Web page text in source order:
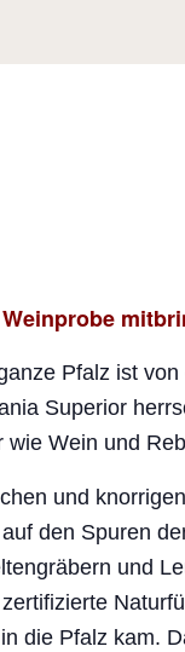
Pfalz ist
Superior
Wein und
und
den Spuren
und
die Pfalz kam.